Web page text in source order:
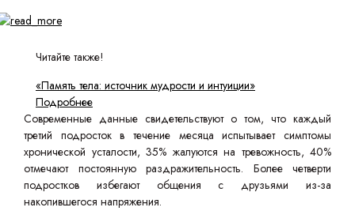
Читайте также!
«Память тела: источник мудрости и интуиции»
Подробнее
Современные данные свидетельствуют о том, что каждый
третий подросток в течение месяца испытывает симптомы
хронической усталости, 35% жалуются на тревожность, 40%
отмечают постоянную раздражительность. Более четверти
подростков избегают общения с друзьями из-за
накопившегося напряжения.